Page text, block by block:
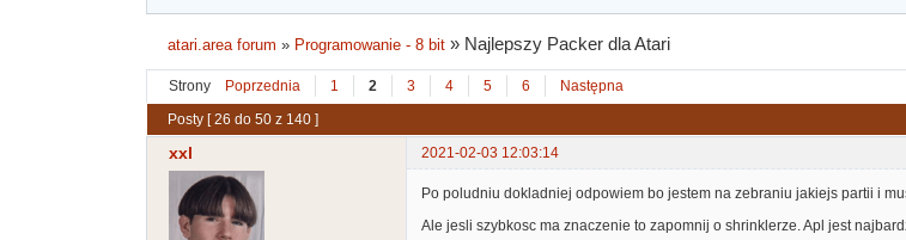
atari.area forum » Programowanie - 8 bit » Najlepszy Packer dla Atari
Strony Poprzednia 1 2 3 4 5 6 Następna
Posty [ 26 do 50 z 140 ]
xxl 2021-02-03 12:03:14
Po poludniu dokladniej odpowiem bo jestem na zebraniu jakiejs partii i
Ale jesli szybkosc ma znaczenie to zapomnij o shrinklerze. Apl jest